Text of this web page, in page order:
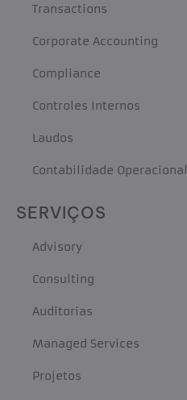
Transactions
Corporate Accounting
Compliance
Controles Internos
Laudos
Contabilidade Operacional
SERVIÇOS
Advisory
Consulting
Auditorias
Managed Services
Projetos